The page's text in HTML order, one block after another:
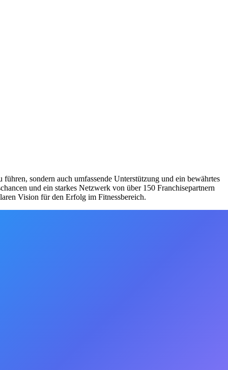
sondern auch umfassende Unterstützung und ein bewährtes
und ein starkes Netzwerk von über 150 Franchisepartnern
Vision für den Erfolg im Fitnessbereich.